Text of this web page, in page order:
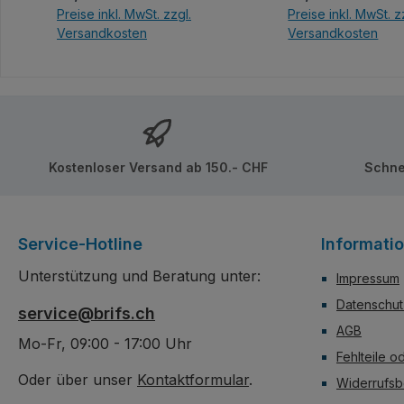
Preise inkl. MwSt. zzgl.
Versandkosten
Preise inkl. MwSt.
Versandkosten
Kostenloser Versand ab 150.- CHF
Service-Hotline
Unterstützung und Beratung unter:
service@brifs.ch
Mo-Fr, 09:00 - 17:00 Uhr
Oder über unser Kontaktformular.
Impressum
AGB
Fehlteile